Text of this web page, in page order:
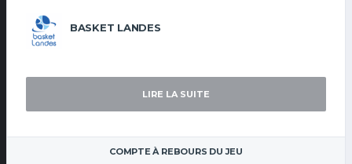
BASKET LANDES
LIRE LA SUITE
COMPTE À REBOURS DU JEU